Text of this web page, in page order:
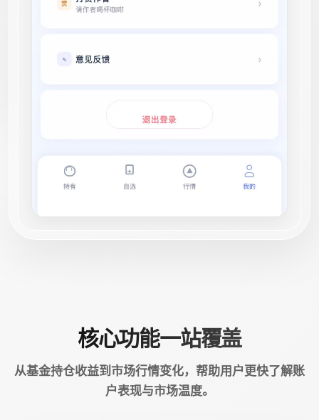
核心功能一站覆盖
从基金持仓收益到市场行情变化，帮助用户更快了解账
户表现与市场温度。